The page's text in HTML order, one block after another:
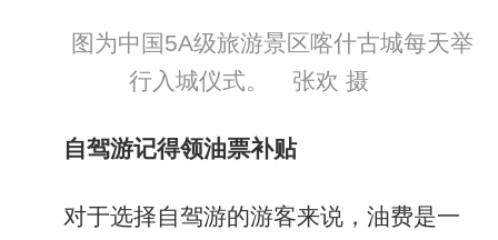
图为中国5A级旅游景区喀什古城每天举
行入城仪式。 张欢 摄
自驾游记得领油票补贴
对于选择自驾游的游客来说，油费是一